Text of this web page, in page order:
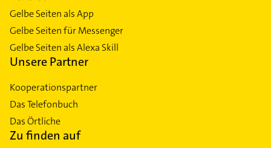
Gelbe Seiten als App
Gelbe Seiten für Messenger
Gelbe Seiten als Alexa Skill
Unsere Partner
Kooperationspartner
Das Telefonbuch
Das Örtliche
Zu finden auf